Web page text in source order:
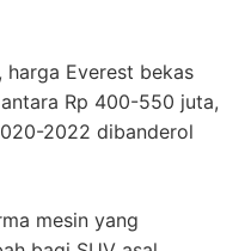
harga Everest bekas
Rp 400-550 juta,
2022 dibanderol
mesin yang